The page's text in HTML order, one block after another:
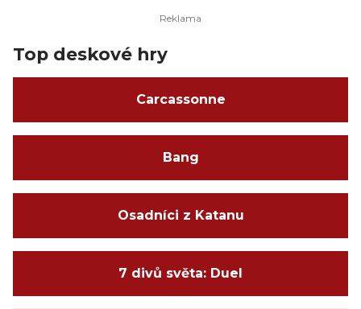
Top deskové hry
Carcassonne
Bang
Osadníci z Katanu
7 divů světa: Duel